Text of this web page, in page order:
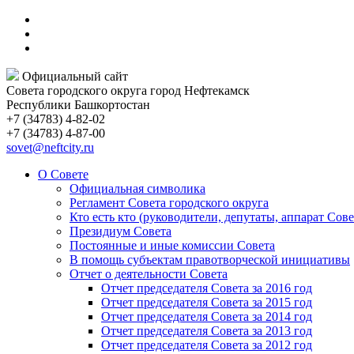
Официальный сайт
Совета городского округа город Нефтекамск
Республики Башкортостан
+7 (34783) 4-82-02
+7 (34783) 4-87-00
sovet@neftcity.ru
О Совете
Официальная символика
Регламент Совета городского округа
Кто есть кто (руководители, депутаты, аппарат
Президиум Совета
Постоянные и иные комиссии Совета
В помощь субъектам правотворческой инициативы
Отчет о деятельности Совета
Отчет председателя Совета за 2016 год
Отчет председателя Совета за 2015 год
Отчет председателя Совета за 2014 год
Отчет председателя Совета за 2013 год
Отчет председателя Совета за 2012 год